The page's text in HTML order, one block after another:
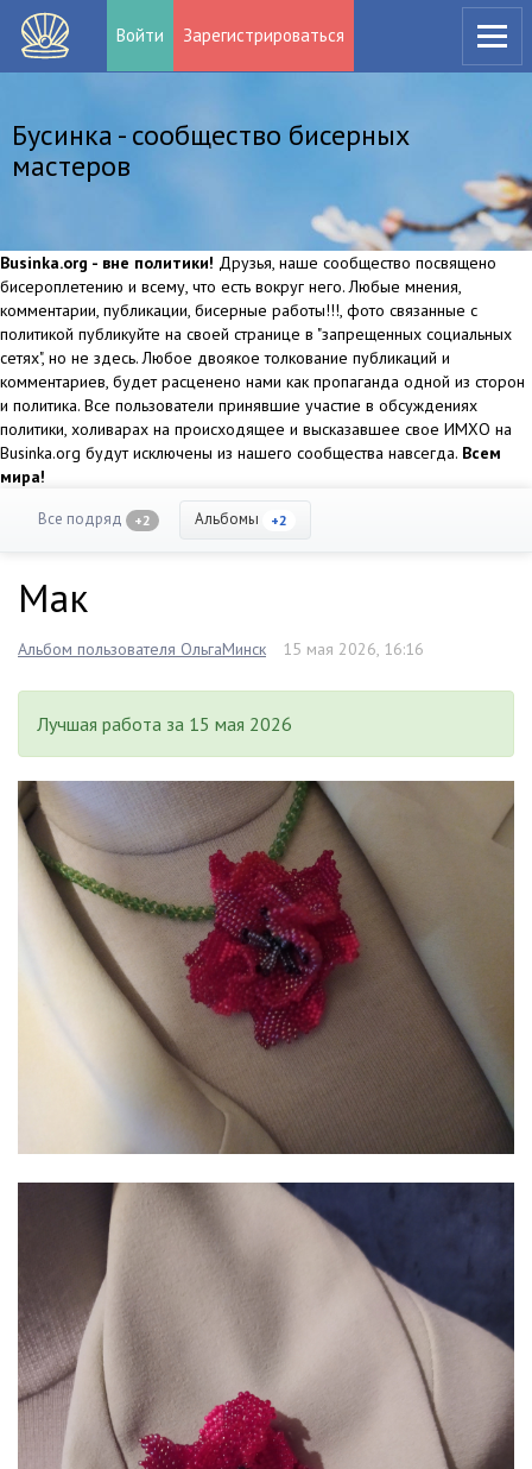
Войти Зарегистрироваться
Бусинка - сообщество бисерных
мастеров
Businka.org - вне политики! Друзья, наше сообщество посвящено
бисероплетению и всему, что есть вокруг него. Любые мнения,
комментарии, публикации, бисерные работы!!!, фото связанные с
политикой публикуйте на своей странице в "запрещенных социальных
сетях", но не здесь. Любое двоякое толкование публикаций и
комментариев, будет расценено нами как пропаганда одной из сторон
и политика. Все пользователи принявшие участие в обсуждениях
политики, холиварах на происходящее и высказавшее свое ИМХО на
Businka.org будут исключены из нашего сообщества навсегда. Всем
мира!
Все подряд +2 Альбомы +2
Мак
Альбом пользователя ОльгаМинск 15 мая 2026, 16:16
Лучшая работа за 15 мая 2026